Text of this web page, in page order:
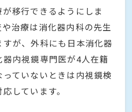
移行できるようにしま
治療は消化器内科の先生
が、外科にも日本消化器
内視鏡専門医が4人在籍
っていないときは内視鏡検
しています。